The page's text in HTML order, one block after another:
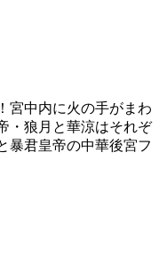
宮中内に火の手がまわ
・狼月と華涼はそれぞ
君皇帝の中華後宮フ